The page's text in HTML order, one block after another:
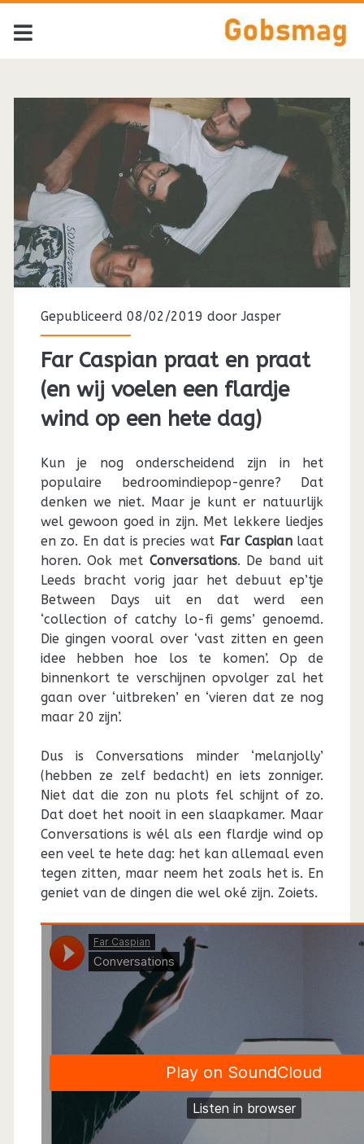
Tag:
<span>Far
Caspian</span>
Gepubliceerd 08/02/2019 doorJasper
Far Caspian praat en praat
(en wij voelen een flardje
wind op een hete dag)
Kun je nog onderscheidend zijn in het
populaire bedroomindiepop-genre? Dat
denken we niet. Maar je kunt er natuurlijk
wel gewoon goed in zijn. Met lekkere liedjes
en zo. En dat is precies wat Far Caspianlaat
horen. Ook met Conversations. De band uit
Leeds bracht vorig jaar het debuut ep’tje
Between Days uit en dat werd een
‘collection of catchy lo-fi gems’ genoemd.
Die gingen vooral over ‘vast zitten en geen
idee hebben hoe los te komen’. Op de
binnenkort te verschijnen opvolger zal het
gaan over ‘uitbreken’ en ‘vieren dat ze nog
maar 20 zijn’.
Dus is Conversations minder ‘melanjolly’
(hebben ze zelf bedacht) en iets zonniger.
Niet dat die zon nu plots fel schijnt of zo.
Dat doet het nooit in een slaapkamer. Maar
Conversations is wél als een flardje wind op
een veel te hete dag: het kan allemaal even
tegen zitten, maar neem het zoals het is. En
geniet van de dingen die wel oké zijn. Zoiets.